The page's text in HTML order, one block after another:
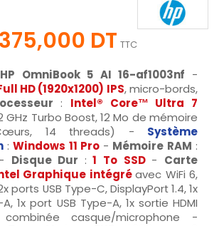
DT TTC
OmniBook 5 AI 16-af1003nf -
HD (1920x1200) IPS, micro-bords,
: Intel® Core™ Ultra 7
GHz Turbo Boost, 12 Mo de mémoire
14 threads) - Système
: Windows 11 Pro - Mémoire RAM :
Disque Dur : 1 To SSD - Carte
Graphique intégré avec WiFi 6,
ports USB Type-C, DisplayPort 1.4, 1x
1x port USB Type-A, 1x sortie HDMI
casque/microphone -